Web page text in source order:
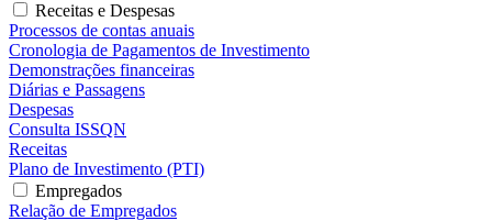
Receitas e Despesas
Processos de contas anuais
Cronologia de Pagamentos de Investimento
Demonstrações financeiras
Diárias e Passagens
Despesas
Consulta ISSQN
Receitas
Plano de Investimento (PTI)
Empregados
Relação de Empregados